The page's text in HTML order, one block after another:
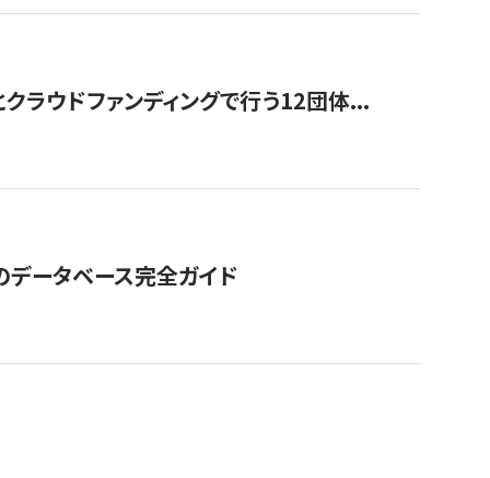
クラウドファンディングで行う12団体...
ータベース完全ガイド